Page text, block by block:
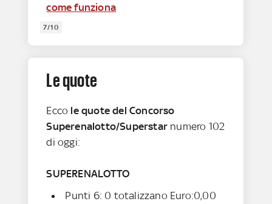
come funziona
7/10
Le quote
Ecco le quote del Concorso
Superenalotto/Superstar numero 102
di oggi:
SUPERENALOTTO
Punti 6: 0 totalizzano Euro:0,00